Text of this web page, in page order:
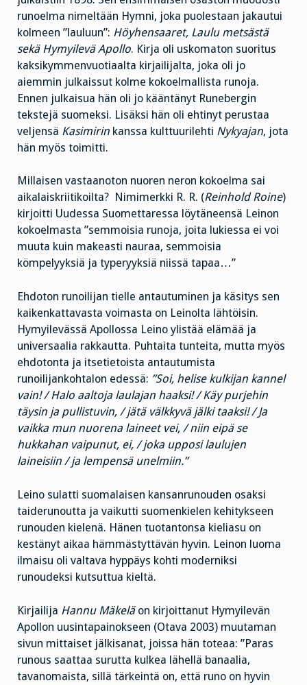
runoelma nimeltään Hymni, joka puolestaan jakautui
kolmeen ”lauluun”: Höyhensaaret, Laulu metsästä
sekä Hymyilevä Apollo. Kirja oli uskomaton suoritus
kaksikymmenvuotiaalta kirjailijalta, joka oli jo
aiemmin julkaissut kolme kokoelmallista runoja.
Ennen julkaisua hän oli jo kääntänyt Runebergin
tekstejä suomeksi. Lisäksi hän oli ehtinyt perustaa
veljensä Kasimirin kanssa kulttuurilehti Nykyajan, jota
hän myös toimitti.
Millaisen vastaanoton nuoren neron kokoelma sai
aikalaiskriitikoilta? Nimimerkki R. R. (Reinhold Roine)
kirjoitti Uudessa Suomettaressa löytäneensä Leinon
kokoelmasta ”semmoisia runoja, joita lukiessa ei voi
muuta kuin makeasti nauraa, semmoisia
kömpelyyksiä ja typeryyksiä niissä tapaa…”
Ehdoton runoilijan tielle antautuminen ja käsitys sen
kaikenkattavasta voimasta on Leinolta lähtöisin.
Hymyilevässä Apollossa Leino ylistää elämää ja
universaalia rakkautta. Puhtaita tunteita, mutta myös
ehdotonta ja itsetietoista antautumista
runoilijankohtalon edessä: ”Soi, helise kulkijan kannel
vain! / Halo aaltoja laulajan haaksi! / Käy purjehin
täysin ja pullistuvin, / jätä välkkyvä jälki taaksi! / Ja
vaikka mun nuorena laineet vei, / niin eipä se
hukkahan vaipunut, ei, / joka upposi laulujen
laineisiin / ja lempensä unelmiin.”
Leino sulatti suomalaisen kansanrunouden osaksi
taiderunoutta ja vaikutti suomenkielen kehitykseen
runouden kielenä. Hänen tuotantonsa kieliasu on
kestänyt aikaa hämmästyttävän hyvin. Leinon luoma
ilmaisu oli valtava hyppäys kohti moderniksi
runoudeksi kutsuttua kieltä.
Kirjailija Hannu Mäkeläon kirjoittanut Hymyilevän
Apollon uusintapainokseen (Otava 2003) muutaman
sivun mittaiset jälkisanat, joissa hän toteaa: ”Paras
runous saattaa surutta kulkea lähellä banaalia,
tavanomaista, sillä tärkeintä on, että runo on hyvin